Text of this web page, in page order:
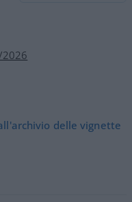
delle vignette